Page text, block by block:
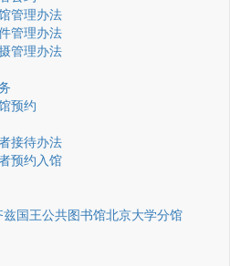
管理办法
管理办法
管理办法
预约
接待办法
预约入馆
兹国王公共图书馆北京大学分馆